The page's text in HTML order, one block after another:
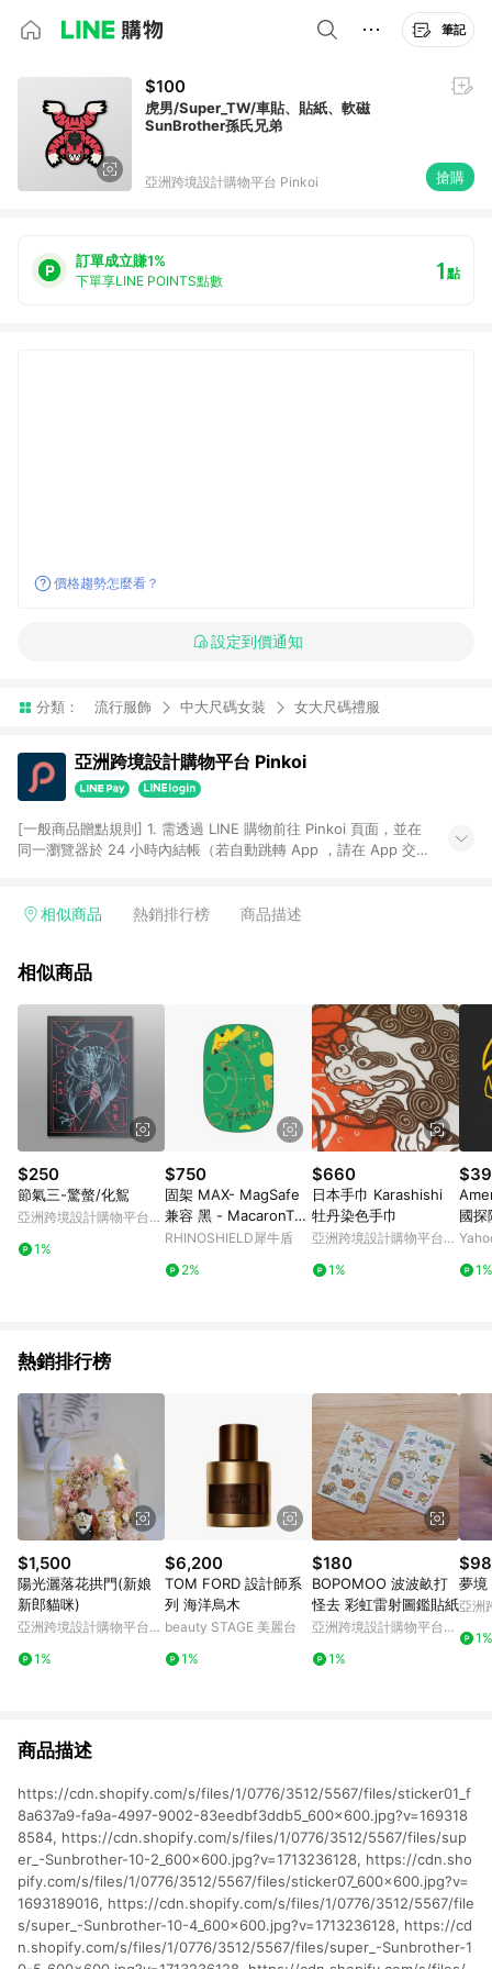
筆記
$100
虎男/Super_TW/車貼、貼紙、軟磁
SunBrother孫氏兄弟
亞洲跨境設計購物平台 Pinkoi 搶購
訂單成立賺1%
下單享LINE POINTS點數 1點
價格趨勢怎麼看？
設定到價通知
分類： 流行服飾 中大尺碼女裝 女大尺碼禮服
亞洲跨境設計購物平台 Pinkoi
[一般商品贈點規則] 1. 需透過 LINE 購物前往 Pinkoi 頁面，並在
同一瀏覽器於 24 小時內結帳（若自動跳轉 App ，請在 App 交
回饋訂單不得享有 Pinkoi 站方優惠，例如首購優惠，P coins，
行為，不具贈點資格，部分退款不在此限。 6. APP 請更新至
貨後 45 天後發送。 8. 群眾募資商品，禮物卡，開館保證金，補
運費，攤位費等不具贈點資格。 9. LINE 購物站上之商品規格、
顏色、價位、贈品如與 Pinkoi 商品資訊頁及購物車不符，以
Pinkoi 購物商品資訊頁及購物車標示為準。 10. 點數紅包使用規
則請以點數紅包活動說明為準。 11. 若於 LINE 購物前往 Pinkoi
頁面後才首次下載 Pinkoi APP 並完成訂單，不符合導購資格；承
上，首次下載 Pinkoi APP 後，需透過 LINE 購物前往 Pinkoi 頁
面，方享導購資格。
相似商品 熱銷排行榜 商品描述
相似商品
$250
節氣三-驚螫/化鴽
亞洲跨境設計購物平台
1%
$750
固架 MAX- MagSafe
兼容 黑 - MacaronToe
馬卡龍腳趾 - 黑板龍 Bl
RHINOSHIELD犀牛盾
2%
$660
日本手巾 Karashishi
牡丹染色手巾
亞洲跨境設計購物平台
1%
國探
商品
款1%
熱銷排行榜
$1,500
陽光灑落花拱門(新娘
新郎貓咪)
亞洲跨境設計購物平台
1%
$6,200
TOM FORD 設計師系
列 海洋烏木
beauty STAGE 美麗台
1%
$180
BOPOMOO 波波畝打
怪去 彩虹雷射圖鑑貼紙
亞洲跨境設計購物平台
1%
夢境
亞洲
1%
商品描述
https://cdn.shopify.com/s/files/1/0776/3512/5567/files/sticker01_f
8a637a9-fa9a-4997-9002-83eedbf3ddb5_600x600.jpg?v=169318
8584, https://cdn.shopify.com/s/files/1/0776/3512/5567/files/sup
er_-Sunbrother-10-2_600x600.jpg?v=1713236128, https://cdn.sho
pify.com/s/files/1/0776/3512/5567/files/sticker07_600x600.jpg?v=
1693189016, https://cdn.shopify.com/s/files/1/0776/3512/5567/file
s/super_-Sunbrother-10-4_600x600.jpg?v=1713236128, https://cd
n.shopify.com/s/files/1/0776/3512/5567/files/super_-Sunbrother-1